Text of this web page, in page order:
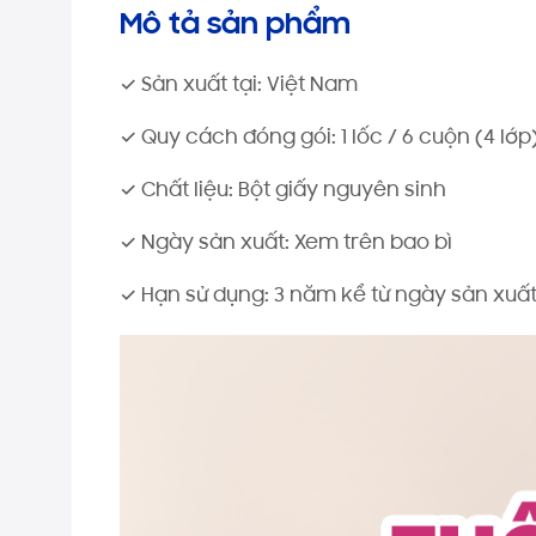
Mô tả sản phẩm
✓ Sản xuất tại: Việt Nam
✓ Quy cách đóng gói: 1 lốc / 6 cuộn (4
✓ Chất liệu: Bột giấy nguyên sinh
✓ Ngày sản xuất: Xem trên bao bì
✓ Hạn sử dụng: 3 năm kể từ ngày sản xuất